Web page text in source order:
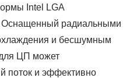
Intel LGA
Оснащенный радиальными
и бесшумным
для ЦП может
поток и эффективно